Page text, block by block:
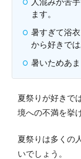
ます。
暑すぎて浴
から好きでは
暑いためあ
夏祭りが好きで
境への不満を挙
夏祭りは多くの
いでしょう。